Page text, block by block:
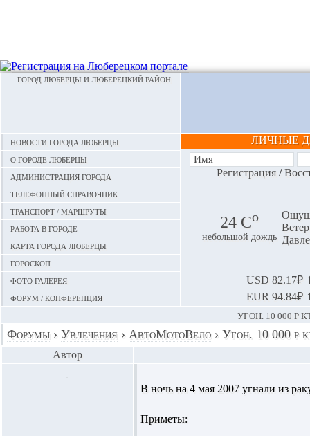
ГОРОД ЛЮБЕРЦЫ И ЛЮБЕРЕЦКИЙ РАЙОН
Новости города Люберцы
О городе Люберцы
Администрация города
Телефонный справочник
Транспорт / маршруты
Работа в городе
Карта города Люберцы
Гороскоп
Фото галерея
Форум / конференция
ЛИЧНЫЕ
Регистрация/
24 Сo
небольшой дождь
USD 82.17₽
EUR 94.84₽
УГОН. 10 000
Форумы › Увлечения › АвтоМотоВело › Угон. 10 000 р
Автор
В ночь на 4 мая 2007 угнали из
Приметы: